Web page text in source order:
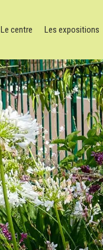
Le centre Les expositions